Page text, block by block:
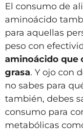
El consumo de
aminoácido
para aquellas
peso con
aminoácido que
grasa. Y ojo con
no sabes para
también, debes
consumo para
metabólicas